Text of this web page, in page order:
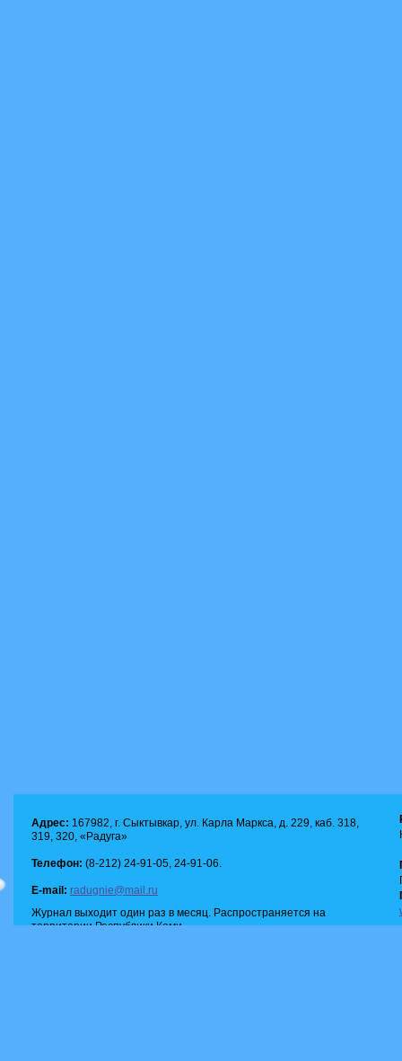
Адрес: 167982, г. Сыктывкар, ул. Карла Маркса, д. 229, каб. 318,
319, 320, «Радуга»
Телефон: (8-212) 24-91-05, 24-91-06.
E-mail: radugnie@mail.ru
Журнал выходит один раз в месяц. Распространяется на
территории Республики Коми.